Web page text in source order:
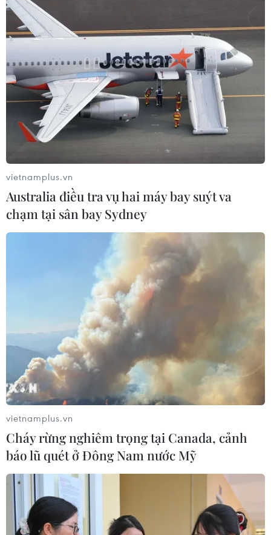
Họa sỹ Lê Thiết Cương 'phổ họa' vào Kiều theo
phong cách tối giản
14/04/2022 02:34
Mỗi bức tranh của Lê Thiết Cương vẽ Kiều sẽ có một câu thơ ngắn của nhà
thơ Nguyễn Thụy Kha sáng tác. Tất cả hòa thành một bản tam tấu thơ-họa-
thơ vô cùng hấp dẫn.
Khai mạc triển lãm tranh Lê Thiết Cương tri ân nhà
thơ Đặng Đình Hưng
13/03/2021 03:08
Nhằm tôn vinh những đóng góp của Đặng Đình Hưng cho nền thi ca Việt
Nam, họa sỹ Lê Thiết Cương đã mở triển lãm tranh cá nhân lấy cảm hứng từ
thơ của người thầy, người hàng xóm năm xưa.
Tin cùng chuyên mục
Ca sỹ Phùng Khánh Linh và hành trình từ cô đơn
vietnamplus.vn
Australia điều tra vụ hai máy bay suýt va
chạm tại sân bay Sydney
vietnamplus.vn
Cháy rừng nghiêm trọng tại Canada, cảnh
báo lũ quét ở Đông Nam nước Mỹ